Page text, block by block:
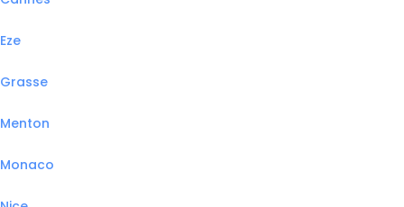
Eze
Grasse
Menton
Monaco